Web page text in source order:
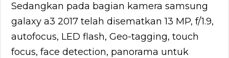
Sedangkan pada bagian kamera samsung
galaxy a3 2017 telah disematkan 13 MP, f/1.9,
autofocus, LED flash, Geo-tagging, touch
focus, face detection, panorama untuk